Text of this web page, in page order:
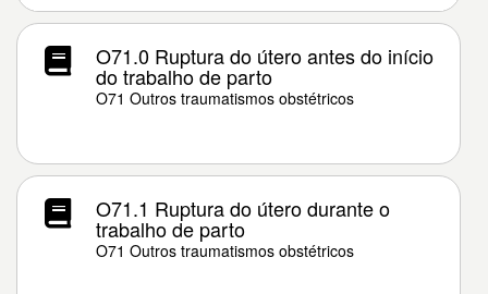
O71.0 Ruptura do útero antes do início
do trabalho de parto
O71 Outros traumatismos obstétricos
O71.1 Ruptura do útero durante o
trabalho de parto
O71 Outros traumatismos obstétricos